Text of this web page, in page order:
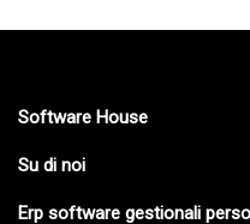
Software House
Su di noi
Erp software gestionali